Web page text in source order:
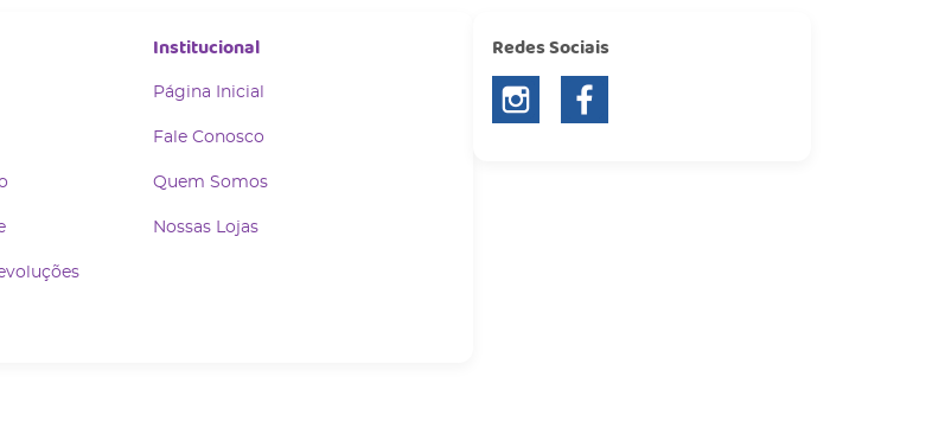
Institucional
Página Inicial
Fale Conosco
Quem Somos
Nossas Lojas
Redes Sociais